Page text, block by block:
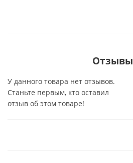
Отзывы
У данного товара нет отзывов.
Станьте первым, кто оставил
отзыв об этом товаре!